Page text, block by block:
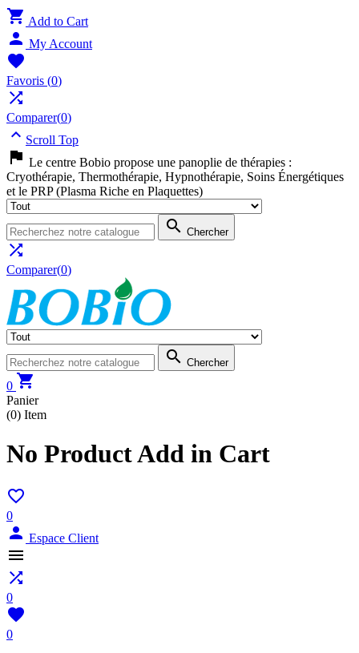
 Add to Cart
 My Account

Favoris (0)

Comparer(0)
 Scroll Top
 Le centre Bobio propose une panoplie de thérapies :
Cryothérapie, Thermothérapie, Hypnothérapie, Soins Énergétiques
et le PRP (Plasma Riche en Plaquettes)
 Chercher

Comparer(0)
 Chercher
0 
Panier
(0) Item
No Product Add in Cart

0
 Espace Client


0

0